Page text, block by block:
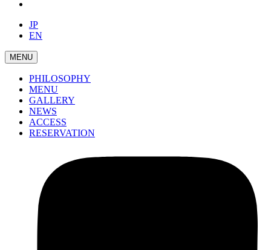
JP
EN
MENU
PHILOSOPHY
MENU
GALLERY
NEWS
ACCESS
RESERVATION